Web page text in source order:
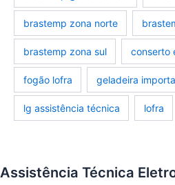
brastemp zona norte
brastemp zona sul conserto
fogão lofra geladeira
lg assistência técnica lofra
Assistência Técnica